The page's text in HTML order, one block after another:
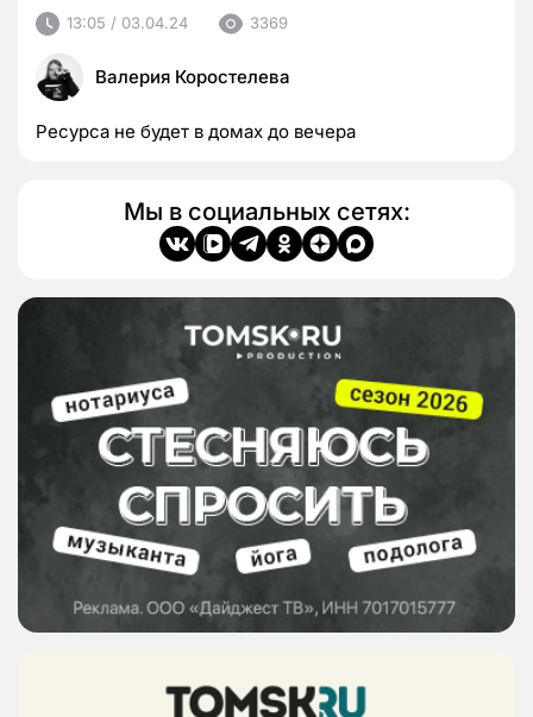
13:05 / 03.04.24 3369
Валерия Коростелева
Ресурса не будет в домах до вечера
Мы в социальных сетях: